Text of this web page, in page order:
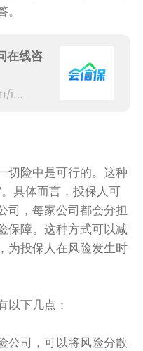
在线咨
https://app.hxbaoxian.com/insurance?p=1&l=20&t=5&c=0&sourceType=web
切险中是可行的。这种
。具体而言，投保人可
司，每家公司都会分担
保障。这种方式可以减
为投保人在风险发生时
以下几点：
公司，可以将风险分散